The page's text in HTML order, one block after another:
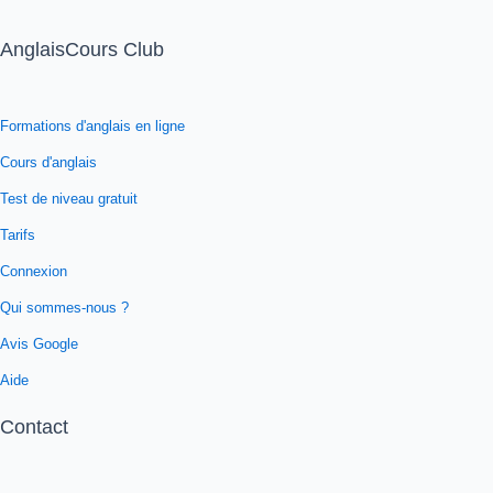
AnglaisCours Club
Formations d'anglais en ligne
Cours d'anglais
Test de niveau gratuit
Tarifs
Connexion
Qui sommes-nous ?
Avis Google
Aide
Contact